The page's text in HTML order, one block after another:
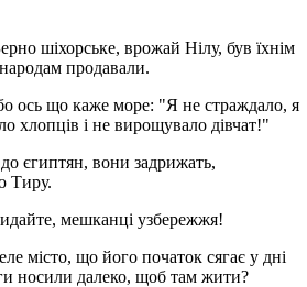
шіхорське, врожай Нілу, був їхнім
продавали.
ось що каже море: "Я не страждало, я
хлопців і не вирощувало дівчат!"
єгиптян, вони задрижать,
Тиру.
мешканці узбережжя!
місто, що його початок сягає у дні
носили далеко, щоб там жити?